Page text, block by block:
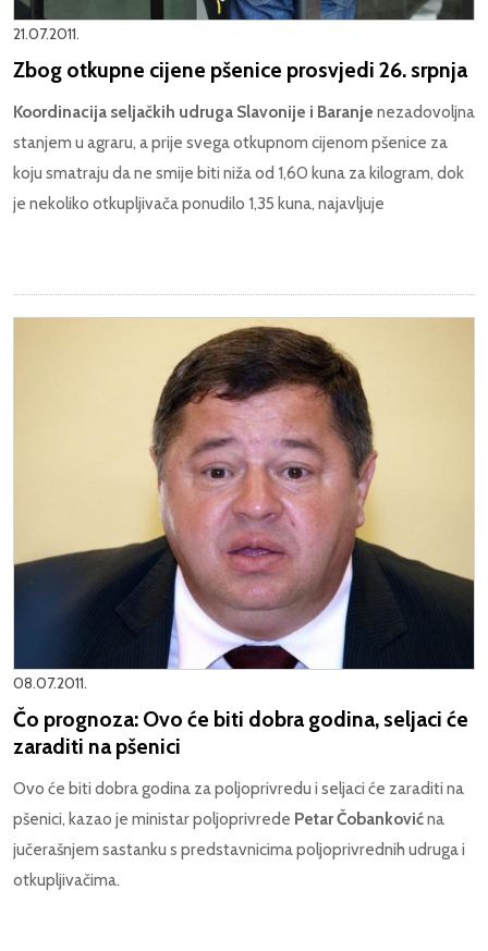
21.07.2011.
Zbog otkupne cijene pšenice prosvjedi 26. srpnja
Koordinacija seljačkih udruga Slavonije i Baranje nezadovoljna
stanjem u agraru, a prije svega otkupnom cijenom pšenice za
koju smatraju da ne smije biti niža od 1,60 kuna za kilogram, dok
je nekoliko otkupljivača ponudilo 1,35 kuna, najavljuje
08.07.2011.
Čo prognoza: Ovo će biti dobra godina, seljaci će
zaraditi na pšenici
Ovo će biti dobra godina za poljoprivredu i seljaci će zaraditi na
pšenici, kazao je ministar poljoprivrede Petar Čobankovićna
jučerašnjem sastanku s predstavnicima poljoprivrednih udruga i
otkupljivačima.